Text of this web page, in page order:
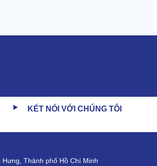
KẾT NỐI VỚI CHÚNG TÔI
Thành phố Hồ Chí Minh